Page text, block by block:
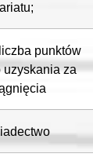
punktów
uzyskania za